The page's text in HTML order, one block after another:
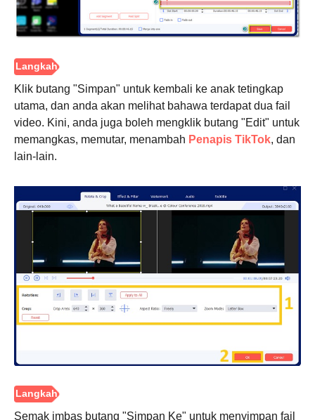
1.
Klik butang "Simpan" untuk kembali ke anak tetingkap
utama, dan anda akan melihat bahawa terdapat dua fail
video. Kini, anda juga boleh mengklik butang "Edit" untuk
memangkas, memutar, menambah Penapis TikTok, dan
lain-lain.
Semak imbas butang "Simpan Ke" untuk menyimpan fail